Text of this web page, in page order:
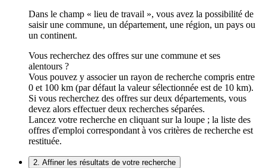
Dans le champ « lieu de travail », vous avez la possibilité de
saisir une commune, un département, une région, un pays ou
un continent.
Vous recherchez des offres sur une commune et ses
alentours ?
Vous pouvez y associer un rayon de recherche compris entre
0 et 100 km (par défaut la valeur sélectionnée est de 10 km).
Si vous recherchez des offres sur deux départements, vous
devez alors effectuer deux recherches séparées.
Lancez votre recherche en cliquant sur la loupe ; la liste des
offres d'emploi correspondant à vos critères de recherche est
restituée.
2. Affiner les résultats de votre recherche